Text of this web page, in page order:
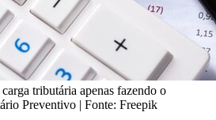
tributária apenas fazendo o
Preventivo | Fonte: Freepik